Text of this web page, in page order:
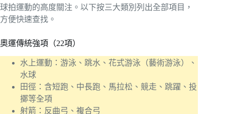
球拍運動的高度關注。以下按三大類別列出全部項目，
方便快速查找。
奧運傳統強項（22項）
水上運動：游泳、跳水、花式游泳（藝術游泳）、
水球
田徑：含短跑、中長跑、馬拉松、競走、跳躍、投
擲等全項
射箭：反曲弓、複合弓